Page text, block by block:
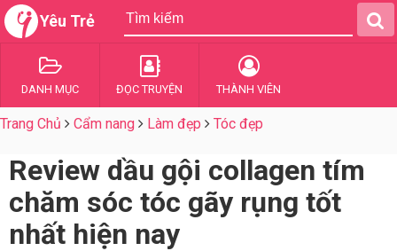
Yêu Trẻ
DANH MỤC ĐỌC TRUYỆN THÀNH VIÊN
Trang Chủ Cẩm nang Làm đẹp Tóc đẹp
Review dầu gội collagen tím
chăm sóc tóc gãy rụng tốt
nhất hiện nay